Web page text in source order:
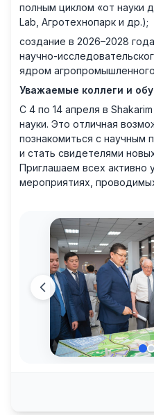
полным циклом «от науки
Lab, Агротехнопарк и др.);
создание в 2026–2028
научно-
ядром
Уважаемые коллеги и
С 4 по 14 апреля в
науки. Это отличная
познакомиться с научным
и стать свидетелями
Приглашаем всех активно
мероприятиях,